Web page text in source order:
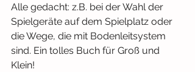
Alle gedacht: z.B. bei der Wahl der
Spielgeräte auf dem Spielplatz oder
die Wege, die mit Bodenleitsystem
sind. Ein tolles Buch für Groß und
Klein!